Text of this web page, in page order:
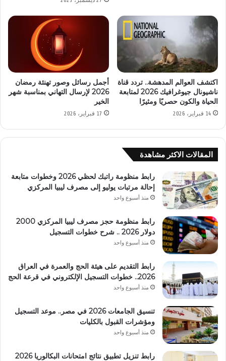
اكتشف العوالم المدهشة.. تردد قناة
ناشيونال جيوغرافيك 2026 لمتابعة
الحياة والكون حصريًا ومثيرًا
14 فبراير، 2026
أجمل رسائل وصور تهنئة رمضان
2026 لإرسال التهاني بمناسبة شهر
الخير
17 فبراير، 2026
المقالات الاكثر مشاهدة
رابط منظومة راتبك لحظي 2026 وخطوات متابعة
إحالة مرتبات يوليو إلى مصرف ليبيا المركزي
منذ أسبوع واحد
رابط منظومة حجز مصرف ليبيا المركزي 2000
دولار 2026 .. شرح خطوات التسجيل
منذ أسبوع واحد
رابط التقديم على هيئة الحج والعمرة في العراق
2026.. خطوات التسجيل الإلكتروني في قرعة الحج
منذ أسبوع واحد
تنسيق الجامعات 2026 في مصر.. موعد التسجيل
ومؤشرات القبول بالكليات
منذ أسبوع واحد
رابط تنزيل تطبيق نتائج امتحانات البكالوريا 2026